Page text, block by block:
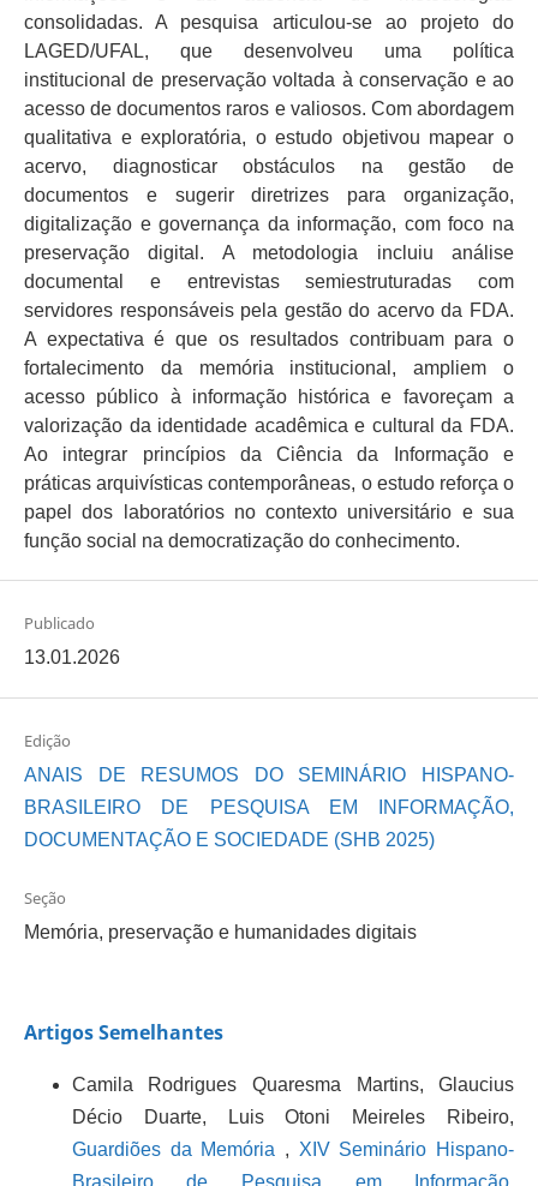
consolidadas. A pesquisa articulou-se ao projeto do
LAGED/UFAL, que desenvolveu uma política
institucional de preservação voltada à conservação e ao
acesso de documentos raros e valiosos. Com abordagem
qualitativa e exploratória, o estudo objetivou mapear o
acervo, diagnosticar obstáculos na gestão de
documentos e sugerir diretrizes para organização,
digitalização e governança da informação, com foco na
preservação digital. A metodologia incluiu análise
documental e entrevistas semiestruturadas com
servidores responsáveis pela gestão do acervo da FDA.
A expectativa é que os resultados contribuam para o
fortalecimento da memória institucional, ampliem o
acesso público à informação histórica e favoreçam a
valorização da identidade acadêmica e cultural da FDA.
Ao integrar princípios da Ciência da Informação e
práticas arquivísticas contemporâneas, o estudo reforça o
papel dos laboratórios no contexto universitário e sua
função social na democratização do conhecimento.
Publicado
13.01.2026
Edição
ANAIS DE RESUMOS DO SEMINÁRIO HISPANO-
BRASILEIRO DE PESQUISA EM INFORMAÇÃO,
DOCUMENTAÇÃO E SOCIEDADE (SHB 2025)
Seção
Memória, preservação e humanidades digitais
Artigos Semelhantes
Camila Rodrigues Quaresma Martins, Glaucius
Décio Duarte, Luis Otoni Meireles Ribeiro,
Guardiões da Memória , XIV Seminário Hispano-